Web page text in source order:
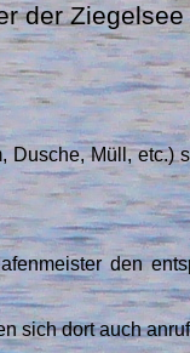
der
Dusche, Müll, etc.)
den
sich dort auch